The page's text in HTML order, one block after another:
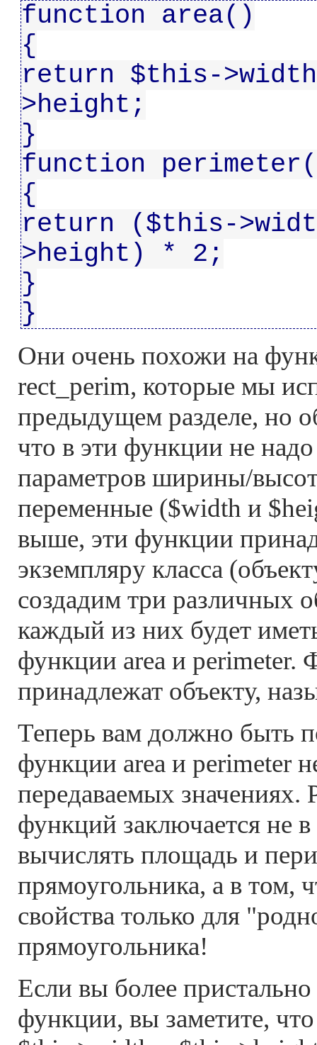
function area()
{
return $this-
>height;
}
function
{
return ($this-
>height) * 2;
}
}
Они очень похожи на
rect_perim, которые мы
предыдущем разделе, но
что в эти функции не надо
параметров ширины/
переменные ($width и
выше, эти функции
экземпляру класса
создадим три различных
каждый из них будет
функции area и perimeter.
принадлежат объекту,
Теперь вам должно быть
функции area и perimeter
передаваемых значениях.
функций заключается не
вычислять площадь и
прямоугольника, а в том,
свойства только для
прямоугольника!
Если вы более
функции, вы заметите,